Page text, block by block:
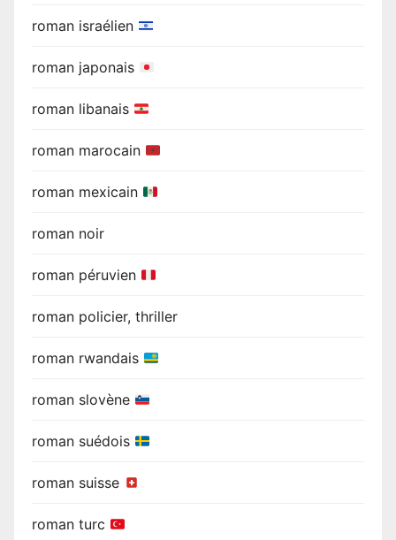
roman israélien
roman japonais
roman libanais
roman marocain
roman mexicain
roman noir
roman péruvien
roman policier, thriller
roman rwandais
roman slovène
roman suédois
roman suisse
roman turc